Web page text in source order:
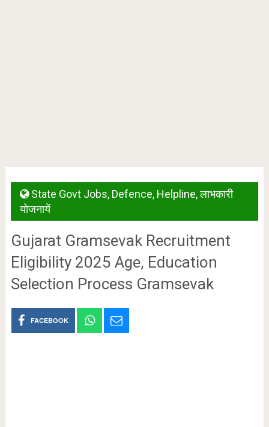
State Govt Jobs, Defence, Helpline,लाभकारी
योजनायें
Gujarat Gramsevak Recruitment
Eligibility 2025 Age, Education
Selection Process Gramsevak
FACEBOOK